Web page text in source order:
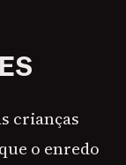
crianças
o enredo